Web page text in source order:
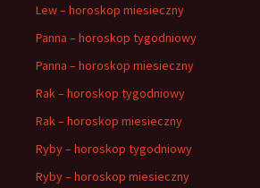
Lew – horoskop miesieczny
Panna – horoskop tygodniowy
Panna – horoskop miesieczny
Rak – horoskop tygodniowy
Rak – horoskop miesieczny
Ryby – horoskop tygodniowy
Ryby – horoskop miesieczny